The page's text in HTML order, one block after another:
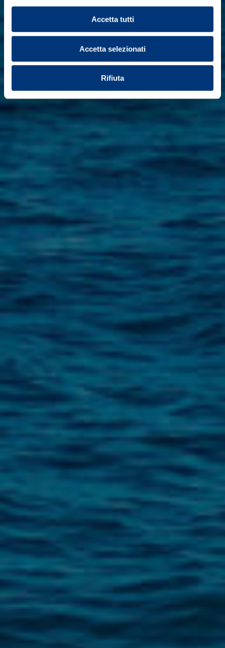
Accetta tutti
Accetta selezionati
Rifiuta